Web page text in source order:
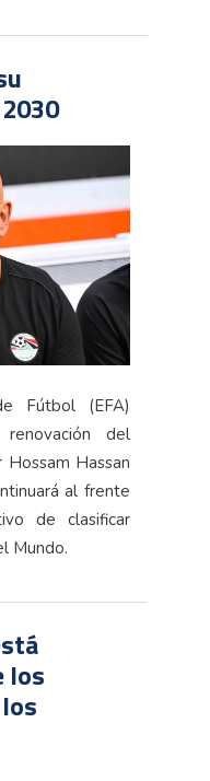
Fútbol (EFA)
del
Hassan
al frente
de clasificar
Mundo.
los